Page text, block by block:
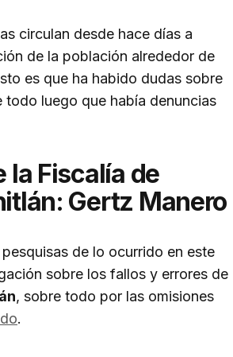
circulan desde hace días a
de la población alrededor de
es que ha habido dudas sobre
todo luego que había denuncias
la Fiscalía de
Gertz Manero
de lo ocurrido en este
sobre los fallos y errores de
, sobre todo por las omisiones
.